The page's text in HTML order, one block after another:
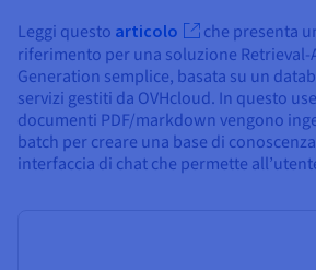
Leggi questo articolo
che presenta
riferimento per una soluzione Retrieval-
Generation semplice, basata su un
servizi gestiti da OVHcloud. In questo
documenti PDF/markdown vengono
batch per creare una base di
interfaccia di chat che permette